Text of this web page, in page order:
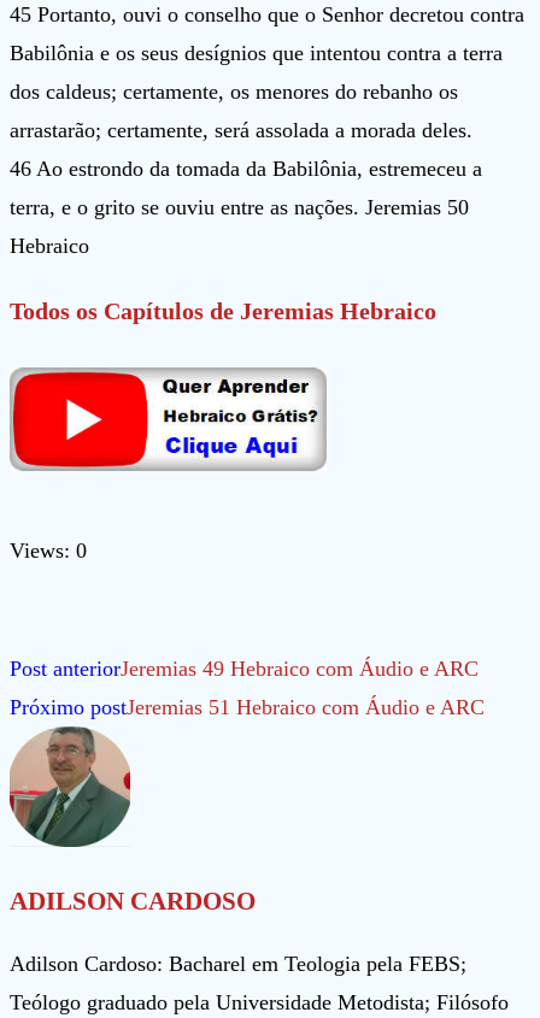
45 Portanto, ouvi o conselho que o Senhor decretou contra
Babilônia e os seus desígnios que intentou contra a terra
dos caldeus; certamente, os menores do rebanho os
arrastarão; certamente, será assolada a morada deles.
46 Ao estrondo da tomada da Babilônia, estremeceu a
terra, e o grito se ouviu entre as nações. Jeremias 50
Hebraico
Todos os Capítulos de Jeremias Hebraico
Views: 0
Leia
mais
artigos
Post anteriorJeremias 49 Hebraico com Áudio e ARC
Próximo postJeremias 51 Hebraico com Áudio e ARC
ADILSON CARDOSO
Adilson Cardoso: Bacharel em Teologia pela FEBS;
Teólogo graduado pela Universidade Metodista; Filósofo